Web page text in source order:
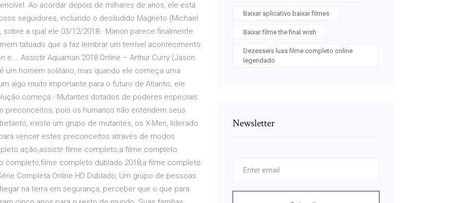
Ao acordar depois de milhares de anos, ele está
seguidores, incluindo o desiludido Magneto (Michael
a qual ele 03/12/2018 · Manon parece finalmente
tatuado que a faz lembrar um terrível acontecimento
… Assistir Aquaman 2018 Online – Arthur Curry (Jason
um homem solitário, mas quando ele começa uma
algo muito importante para o futuro de Atlantis, ele
começa - Mutantes dotados de poderes especiais
preconceitos, pois os humanos não entendem seus
existe um grupo de mutantes, os X-Men, liderado
vencer estes preconceitos através de modos
ação,assistir filme completo,a filme completo
completo,filme completo dublado 2018,a filme completo
Completa Online HD Dublado, Um grupo de pessoas
na terra em segurança, perceber que o que para
Baixar aplicativo baixar filmes
Baixar filme the final wish
Dezesseis luas filme completo online
legendado
Newsletter